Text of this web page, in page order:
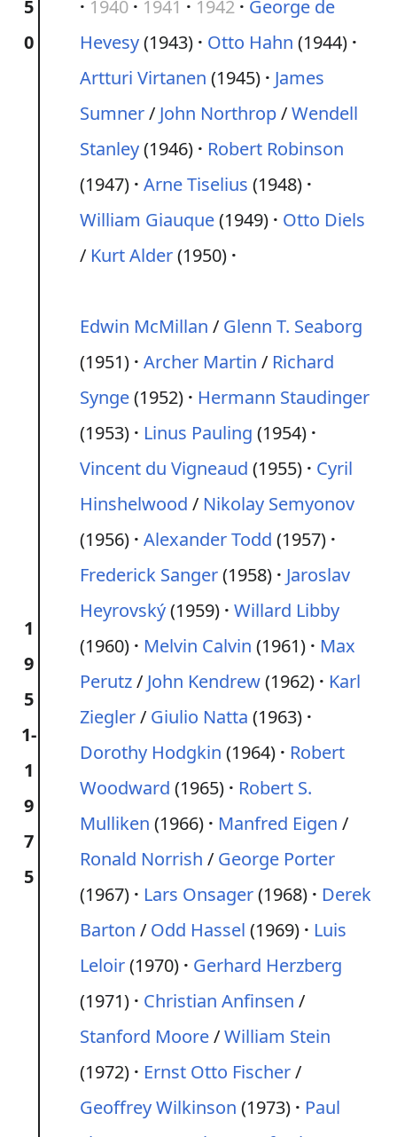
5
0
1940
1941 1942
George de
Hevesy(1943) Otto Hahn (1944)
Artturi Virtanen (1945)
James
Sumner/ John Northrop/Wendell
Stanley(1946)
Robert Robinson
(1947) Arne Tiselius (1948)
William Giauque(1949)
Otto Diels
/ Kurt Alder(1950)
1
9
5
1-
1
9
7
5
Edwin McMillan / Glenn T. Seaborg
(1951) Archer Martin / Richard
Synge(1952)
Hermann Staudinger
(1953)
Linus Pauling (1954)
Vincent du Vigneaud (1955)
Cyril
Hinshelwood / Nikolay Semyonov
(1956) Alexander Todd (1957)
Frederick Sanger(1958)
Jaroslav
Heyrovský(1959) Willard Libby
(1960)
Melvin Calvin (1961)
Max
Perutz/ John Kendrew(1962)
Karl
Ziegler/ Giulio Natta (1963)
Dorothy Hodgkin (1964)
Robert
Woodward (1965)
Robert S.
Mulliken (1966) Manfred Eigen /
Ronald Norrish / George Porter
(1967)
Lars Onsager(1968)
Derek
Barton / Odd Hassel (1969)
Luis
Leloir(1970)
Gerhard Herzberg
(1971)
Christian Anfinsen /
Stanford Moore/William Stein
(1972)
Ernst Otto Fischer/
Geoffrey Wilkinson (1973)
Paul